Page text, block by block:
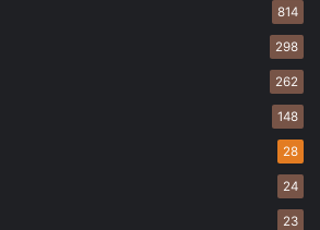
814
298
262
148
28
24
23